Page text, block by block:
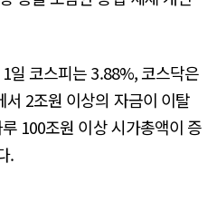
일 코스피는 3.88%, 코스닥은
2조원 이상의 자금이 이탈
100조원 이상 시가총액이 증
.